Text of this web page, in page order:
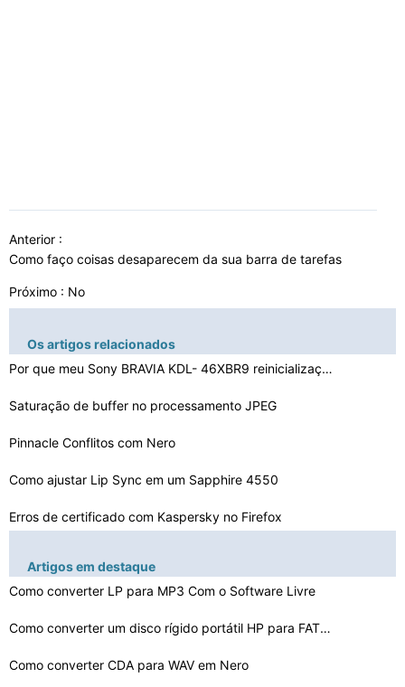
Anterior :
Como faço coisas desaparecem da sua barra de tarefas
Próximo : No
Os artigos relacionados
Por que meu Sony BRAVIA KDL- 46XBR9 reinicialização
Saturação de buffer no processamento JPEG
Pinnacle Conflitos com Nero
Como ajustar Lip Sync em um Sapphire 4550
Erros de certificado com Kaspersky no Firefox
Start Up e software de recuperação para o Sony Vaio
Medion Restaurar Ajuda
Como responder a comentários sobre Blogspot
Artigos em destaque
Como converter LP para MP3 Com o Software Livre
Como converter um disco rígido portátil HP para FAT32…
Como converter CDA para WAV em Nero